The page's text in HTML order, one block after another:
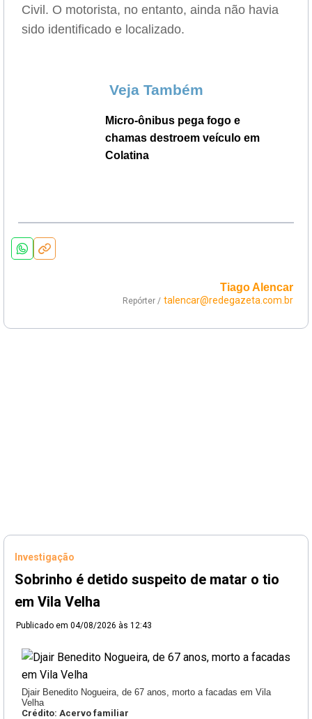
Civil. O motorista, no entanto, ainda não havia
sido identificado e localizado.
Veja Também
Micro-ônibus pega fogo e
chamas destroem veículo em
Colatina
Tiago Alencar
Repórter / talencar@redegazeta.com.br
Investigação
Sobrinho é detido suspeito de matar o tio
em Vila Velha
Publicado em 04/08/2026 às 12:43
Djair Benedito Nogueira, de 67 anos, morto a facadas em Vila
Velha
Crédito: Acervo familiar